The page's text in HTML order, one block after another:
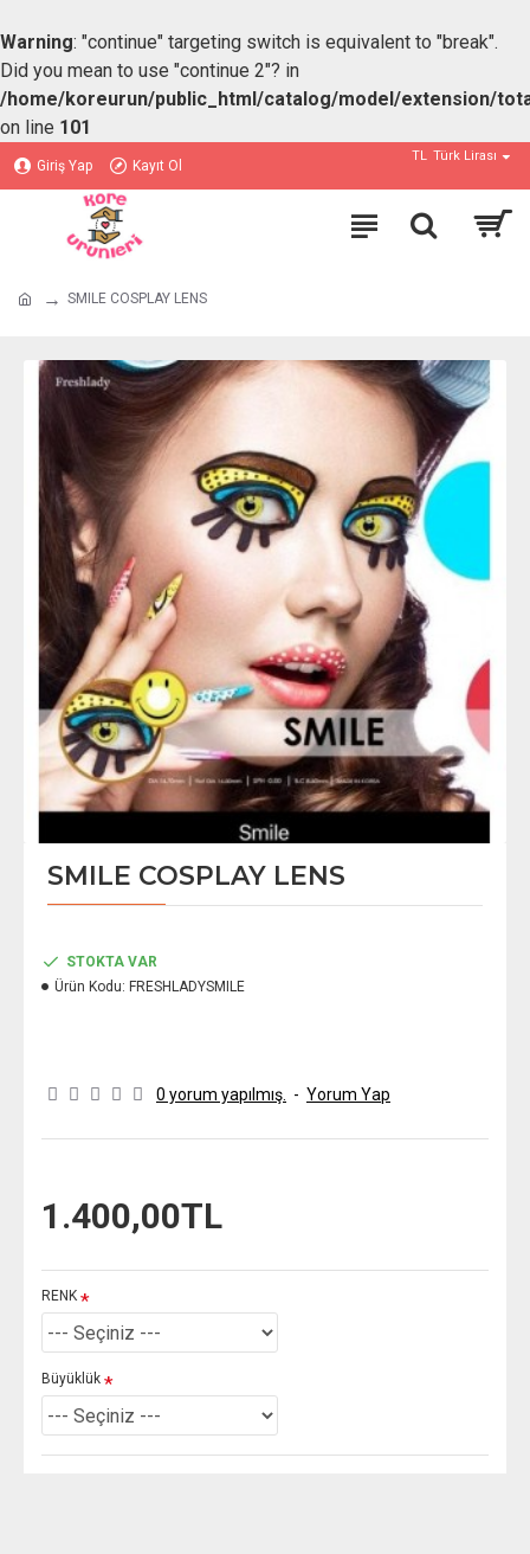
Warning: "continue" targeting switch is equivalent to "break".
Did you mean to use "continue 2"? in
/home/koreurun/public_html/catalog/model/extension/
on line 101
Giriş Yap Kayıt Ol
TL Türk Lirası
SMILE COSPLAY LENS
SMILE COSPLAY LENS
STOKTA VAR
Ürün Kodu: FRESHLADYSMILE
0 yorum yapılmış. - Yorum Yap
1.400,00TL
RENK
Büyüklük